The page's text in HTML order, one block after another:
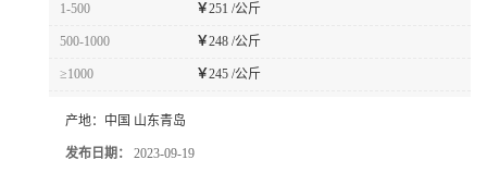
1-500 ￥251 /公斤
500-1000 ￥248 /公斤
≥1000 ￥245 /公斤
产地： 中国 山东青岛
发布日期： 2023-09-19